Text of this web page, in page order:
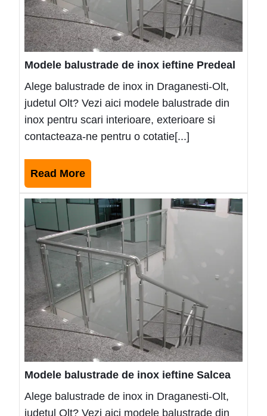
Modele balustrade de inox ieftine Predeal
Alege balustrade de inox in Draganesti-Olt,
judetul Olt? Vezi aici modele balustrade din
inox pentru scari interioare, exterioare si
contacteaza-ne pentru o cotatie[...]
Read MoreRead
More
Modele balustrade de inox ieftine Salcea
Alege balustrade de inox in Draganesti-Olt,
judetul Olt? Vezi aici modele balustrade din